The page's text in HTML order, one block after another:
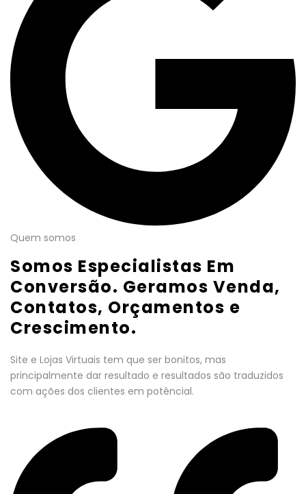
Quem somos
Somos Especialistas Em
Conversão. Geramos Venda,
Contatos, Orçamentos e
Crescimento.
Site e Lojas Virtuais tem que ser bonitos, mas
principalmente dar resultado e resultados são traduzidos
com ações dos clientes em potêncial.